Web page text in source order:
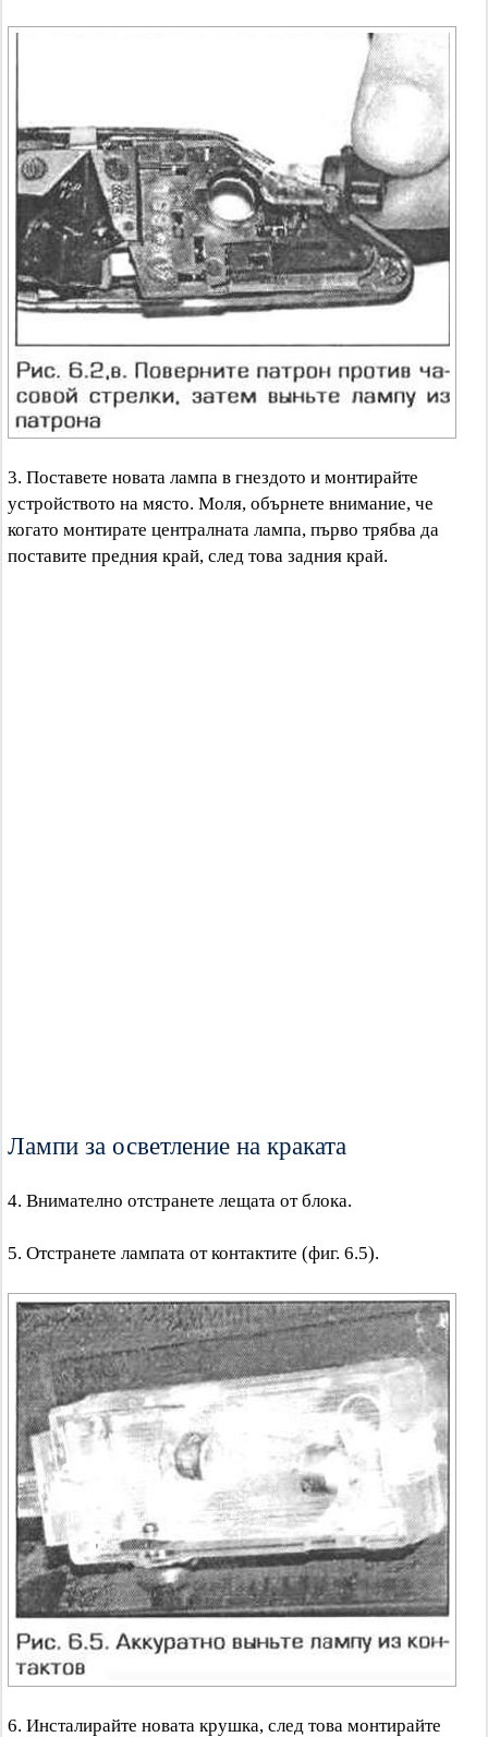
3. Поставете новата лампа в гнездото и монтирайте
устройството на място. Моля, обърнете внимание, че
когато монтирате централната лампа, първо трябва да
поставите предния край, след това задния край.
Лампи за осветление на краката
4. Внимателно отстранете лещата от блока.
5. Отстранете лампата от контактите (фиг. 6.5).
6. Инсталирайте новата крушка, след това монтирайте